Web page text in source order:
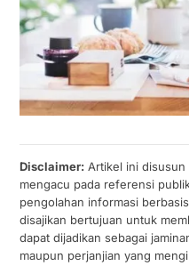
Disclaimer:Artikel ini disusun
mengacu pada referensi
pengolahan informasi
disajikan bertujuan untuk
dapat dijadikan sebagai
maupun perjanjian yang